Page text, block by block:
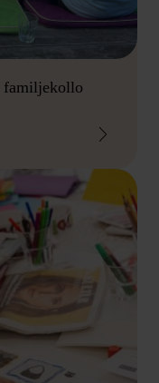
familjekollo